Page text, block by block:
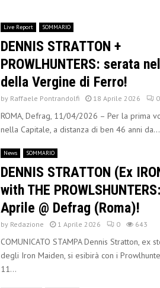
Live Report SOMMARIO
DENNIS STRATTON +
PROWLHUNTERS: serata
della Vergine di Ferro!
by Raffaele Pontrandolfi 18 Aprile 2026 0
ROMA, Defrag, 11/04/2026 – Per la prima
nella Capitale, a distanza di ben 46 anni da...
News SOMMARIO
DENNIS STRATTON (Ex
with THE
Aprile @ Defrag (Roma)!
by Redazione 1 Aprile 2026 0 643
COMUNICATO STAMPA Dennis Stratton, ex
degli Iron Maiden, si esibirà con i
11...